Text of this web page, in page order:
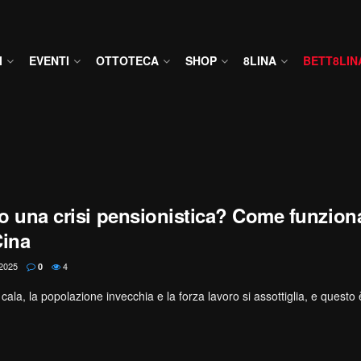
EVENTI OTTOTECA SHOP 8LINA
una crisi pensionistica? Come
0 4
la popolazione invecchia e la forza lavoro si assottiglia, e questo